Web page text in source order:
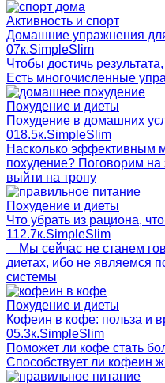
Активность и спорт
Домашние упражнения
07к.SimpleSlim
Чтобы достичь
Есть многочисленные
Похудение и диеты
Похудение в домашних
018.5к.SimpleSlim
Насколько эффективным
похудение? Поговорим
выйти на тропу
Похудение и диеты
Что убрать из рациона,
112.7к.SimpleSlim
Мы сейчас не станем
диетах, ибо не являемся
системы
Похудение и диеты
Кофеин в кофе: польза и
05.3к.SimpleSlim
Поможет ли кофе стать
Способствует ли кофеин